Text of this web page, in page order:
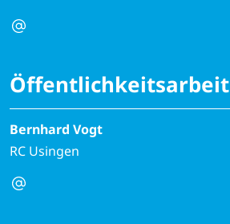
Öffentlichkeitsarbeit
Bernhard Vogt
RC Usingen